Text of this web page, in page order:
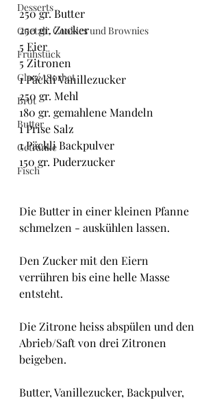
Desserts
Guetzli, Cookies und Brownies
Frühstück
Glacé/ Sorbet
Brot
Butter
Getränke
Fisch
250 gr. Butter
250 gr. Zucker
5 Eier
5 Zitronen
1 Päckli Vanillezucker
250 gr. Mehl
180 gr. gemahlene Mandeln
1 Prise Salz
1 Päckli Backpulver
150 gr. Puderzucker
Die Butter in einer kleinen Pfanne
schmelzen - auskühlen lassen.
Den Zucker mit den Eiern
verrühren bis eine helle Masse
entsteht.
Die Zitrone heiss abspülen und den
Abrieb/Saft von drei Zitronen
beigeben.
Butter, Vanillezucker, Backpulver,